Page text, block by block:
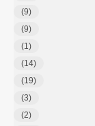
(9)
(9)
(1)
(14)
(19)
(3)
(2)